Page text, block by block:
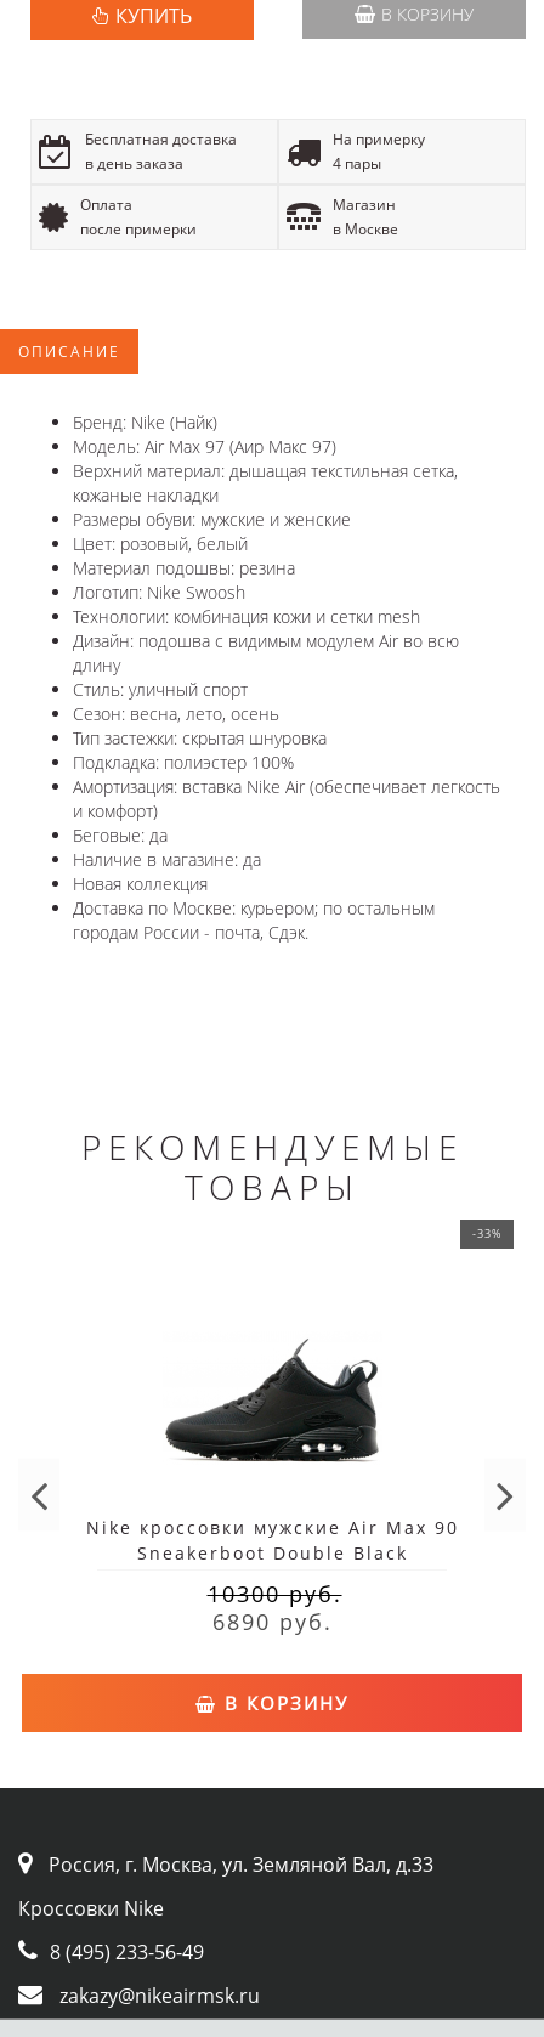
КУПИТЬ В КОРЗИНУ
Бесплатная доставка
в день заказа
На примерку
4 пары
Оплата
после примерки
Магазин
в Москве
ОПИСАНИЕ
Бренд: Nike (Найк)
Модель: Air Max 97 (Аир Макс 97)
Верхний материал: дышащая текстильная сетка,
кожаные накладки
Размеры обуви: мужские и женские
Цвет: розовый, белый
Материал подошвы: резина
Логотип: Nike Swoosh
Технологии: комбинация кожи и сетки mesh
Дизайн: подошва с видимым модулем Air во всю
длину
Стиль: уличный спорт
Сезон: весна, лето, осень
Тип застежки: скрытая шнуровка
Подкладка: полиэстер 100%
Амортизация: вставка Nike Air (обеспечивает легкость
и комфорт)
Беговые: да
Наличие в магазине: да
Новая коллекция
Доставка по Москве: курьером; по остальным
городам России - почта, Сдэк.
РЕКОМЕНДУЕМЫЕ
ТОВАРЫ
-33%
Nike кроссовки мужские Air Max 90
Sneakerboot Double Black
10300 руб.
6890 руб.
В КОРЗИНУ
Россия, г. Москва, ул. Земляной Вал, д.33
Кроссовки Nike
8 (495) 233-56-49
zakazy@nikeairmsk.ru